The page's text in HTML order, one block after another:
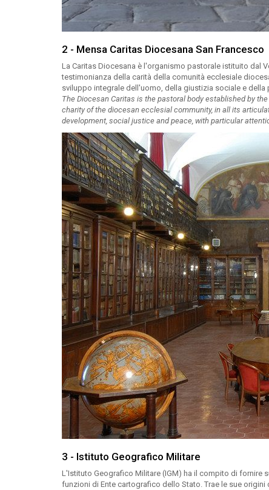
2 - Mensa Caritas Diocesana San Francesco
La Caritas Diocesana è l'organismo pastorale istituito dal
testimonianza della carità della comunità ecclesiale
sviluppo integrale dell'uomo, della giustizia sociale e
The Diocesan Caritas is the pastoral body established by
charity of the diocesan ecclesial community, in all its
development, social justice and peace, with particular
3 - Istituto Geografico Militare
L'Istituto Geografico Militare (IGM) ha il compito di fornire
funzioni di Ente cartografico dello Stato. Trae le sue